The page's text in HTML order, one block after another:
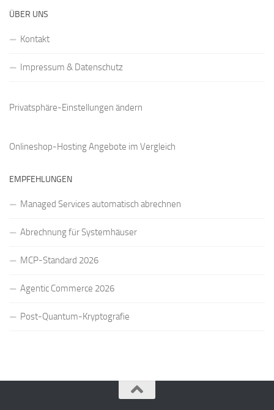
ÜBER UNS
Kontakt
Impressum & Datenschutz
Privatsphäre-Einstellungen ändern
Onlineshop-Hosting Angebote im Vergleich
EMPFEHLUNGEN
Managed Services automatisch abrechnen
Abrechnung für Systemhäuser
MCP-Standard 2026
Agentic Commerce 2026
Post-Quantum-Kryptografie